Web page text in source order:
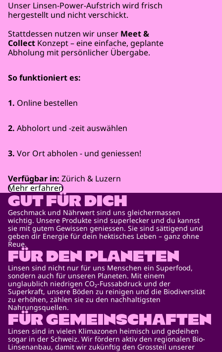
Unser Linsen-Power-Aufstrich wird frisch
hergestellt und nicht verschickt.
Stattdessen nutzen wir unser Meet &
Collect Konzept – eine einfache, geplante
Abholung mit persönlicher Übergabe.
So funktioniert es:
1. Online bestellen
2. Abholort und -zeit auswählen
3. Vor Ort abholen - und geniessen!
Verfügbar in: Zürich & Luzern
Mehr erfahren
GUT FÜR DICH
Geschmack und Nährwert sind uns gleichermassen
wichtig. Unsere Produkte sind superlecker und du kannst
sie mit gutem Gewissen geniessen. Sie sind sättigend und
geben dir Energie für dein hektisches Leben – ganz ohne
Reue.
FÜR DEN PLANETEN
Linsen sind nicht nur für uns Menschen ein Superfood,
sondern auch für unseren Planeten. Mit einem
unglaublich niedrigen CO₂-Fussabdruck und der
Superkraft, unsere Böden zu reinigen und die Biodiversität
zu erhöhen, zählen sie zu den nachhaltigsten
Nahrungsquellen.
FÜR GEMEINSCHAFTEN
Linsen sind in vielen Klimazonen heimisch und gedeihen
sogar in der Schweiz. Wir fördern aktiv den regionalen Bio-
Linsenanbau, damit wir zukünftig den Grossteil unserer